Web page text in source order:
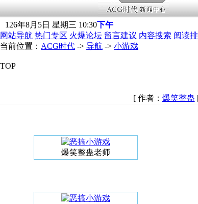
126年8月 5日 星期三 10:30下午
网站导航 热门专区 火爆论坛 留言建议 内容搜索 阅读
当前位置： ACG时代 -> 导航 -> 小游戏
TOP
[ 作者： 爆笑整蛊
爆笑整蛊老师